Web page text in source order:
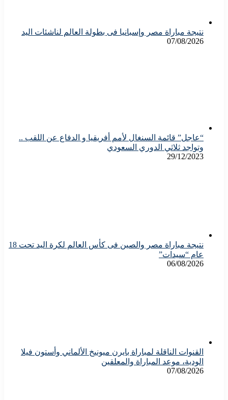
نتيجة مباراة مصر وإسبانيا فى بطولة العالم لناشئات اليد
07/08/2026
“عاجل” قائمة السنغال لأمم أفريقيا و الدفاع عن اللقب ..
وتواجد ثلاثي الدوري السعودي
29/12/2023
نتيجة مباراة مصر والصين فى كأس العالم لكرة اليد تحت 18
عام “سيدات”
06/08/2026
القنوات الناقلة لمباراة بايرن ميونيخ الألماني وأستون فيلا
الودية، موعد المباراة والمعلقين
07/08/2026